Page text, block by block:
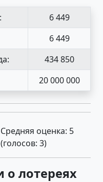
6 449
6 449
434 850
20 000 000
Средняя оценка: 5
(голосов: 3)
о лотереях